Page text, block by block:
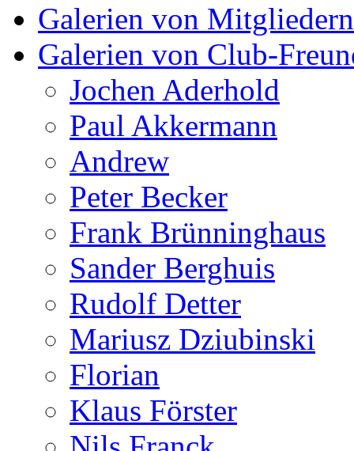
Galerien von Mitgliedern
Galerien von Club-
Jochen Aderhold
Paul Akkermann
Andrew
Peter Becker
Frank Brünninghaus
Sander Berghuis
Rudolf Detter
Mariusz Dziubinski
Florian
Klaus Förster